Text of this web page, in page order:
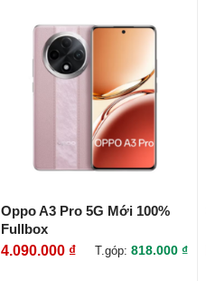
Oppo A3 Pro 5G Mới 100%
Fullbox
4.090.000 ₫
T.góp: 818.000 ₫